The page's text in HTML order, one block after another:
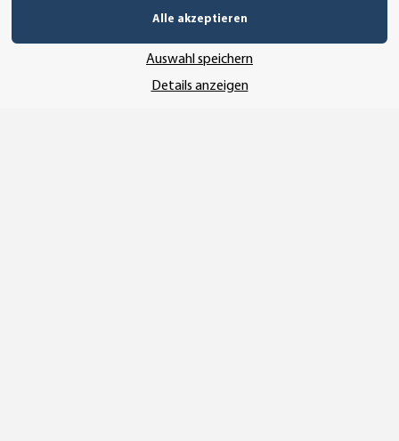
UNSER VERSANDDIENSTLEISTER
Alle akzeptieren
Auswahl speichern
Details anzeigen